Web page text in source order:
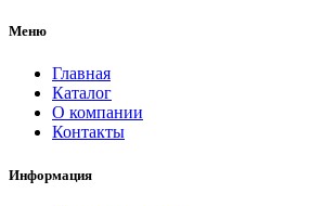
Меню
Главная
Каталог
О компании
Контакты
Информация